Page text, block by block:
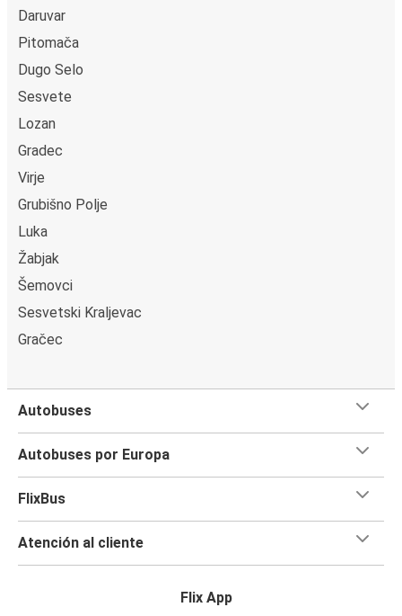
Daruvar
Pitomača
Dugo Selo
Sesvete
Lozan
Gradec
Virje
Grubišno Polje
Luka
Žabjak
Šemovci
Sesvetski Kraljevac
Gračec
Autobuses
Autobuses por Europa
FlixBus
Atención al cliente
Flix App